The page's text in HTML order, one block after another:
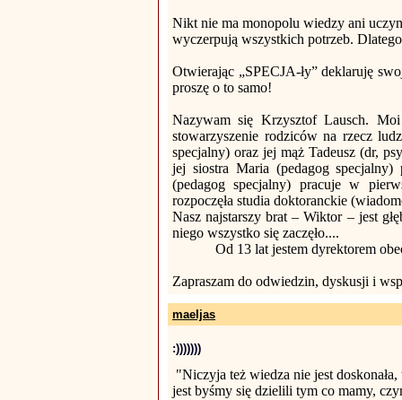
Nikt nie ma monopolu wiedzy ani
wyczerpują wszystkich potrzeb.
Otwierając „SPECJA-ły” deklaruję
proszę o to samo!
Nazywam się Krzysztof Lausch.
stowarzyszenie rodziców na rzecz
specjalny) oraz jej mąż Tadeusz (dr,
jej siostra Maria (pedagog
(pedagog specjalny) pracuje w
rozpoczęła studia doktoranckie
Nasz najstarszy brat – Wiktor – jest
niego wszystko się zaczęło....
Od 13 lat jestem dyrektorem
Zapraszam do odwiedzin, dyskusji i
maeljas
:)))))))
"Niczyja też wiedza nie jest
jest byśmy się dzielili tym co mamy,